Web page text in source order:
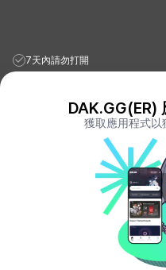
League of Legends Stats
Teamfight Tactics Stats
PUBG.DAK.GG
Eternal Return StatsER.DAK.GG
Genshin Impact Stats
DEADLOCK.DAK.GG
7天內請勿打開
DAK.GG(ER)
獲取應用程式以